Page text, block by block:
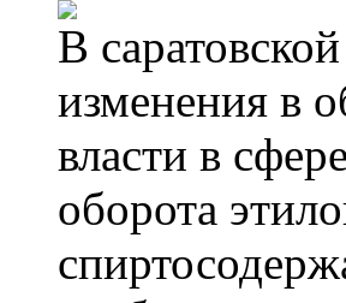
В
изменения в
власти в
оборота